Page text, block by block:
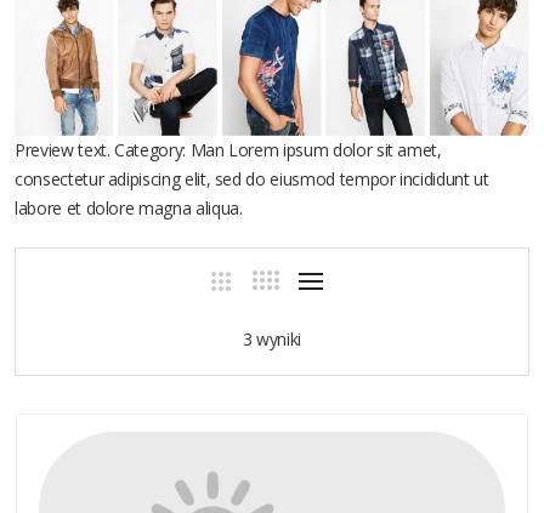
Preview text. Category: Man Lorem ipsum dolor sit amet,
consectetur adipiscing elit, sed do eiusmod tempor incididunt ut
labore et dolore magna aliqua.
3 wyniki